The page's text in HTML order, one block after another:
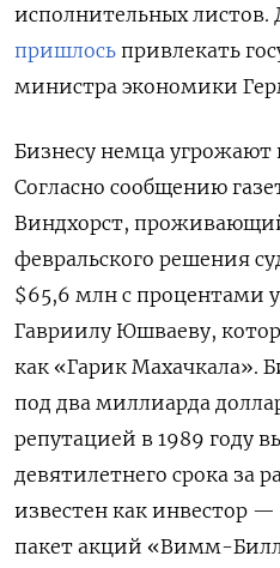
исполнительных листов.
пришлось привлекать
министра экономики
Бизнесу немца угрожают
Согласно сообщению
Виндхорст,
февральского решения
$65,6 млн с процентами
Гавриилу Юшваеву,
как «Гарик Махачкала».
под два миллиарда
репутацией в 1989 году
девятилетнего срока за
известен как инвестор —
пакет акций «Вимм-